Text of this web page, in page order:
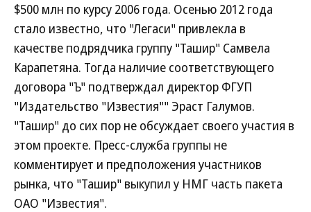
$500 млн по курсу 2006 года. Осенью 2012 года
стало известно, что "Легаси" привлекла в
качестве подрядчика группу "Ташир" Самвела
Карапетяна. Тогда наличие соответствующего
договора "Ъ" подтверждал директор ФГУП
"Издательство "Известия"" Эраст Галумов.
"Ташир" до сих пор не обсуждает своего участия в
этом проекте. Пресс-служба группы не
комментирует и предположения участников
рынка, что "Ташир" выкупил у НМГ часть пакета
ОАО "Известия".